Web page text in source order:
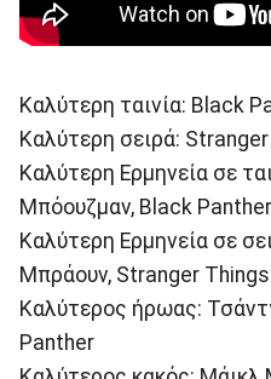
Καλύτερη ταινία: Black
Καλύτερη σειρά:
Καλύτερη Ερμηνεία σε
Μπόουζμαν, Black Panther
Καλύτερη Ερμηνεία σε
Μπράουν, Stranger Things
Καλύτερος ήρωας:
Panther